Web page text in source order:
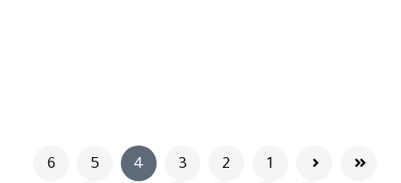
1
2
3
4
5
6